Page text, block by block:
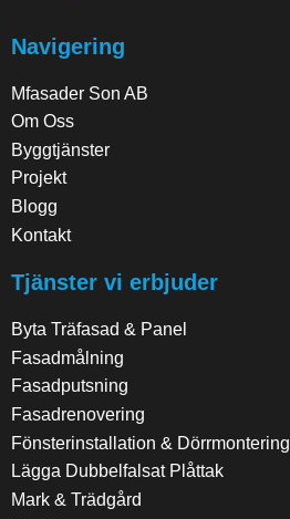
Navigering
Mfasader Son AB
Om Oss
Byggtjänster
Projekt
Blogg
Kontakt
Tjänster vi erbjuder
Byta Träfasad & Panel
Fasadmålning
Fasadputsning
Fasadrenovering
Fönsterinstallation & Dörrmontering
Lägga Dubbelfalsat Plåttak
Mark & Trädgård